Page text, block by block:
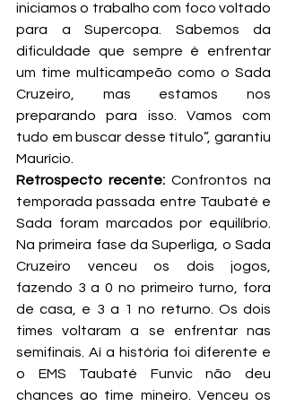
iniciamos o trabalho com foco voltado
para a Supercopa. Sabemos da
dificuldade que sempre é enfrentar
um time multicampeão como o Sada
Cruzeiro, mas estamos nos
preparando para isso. Vamos com
tudo em buscar desse título”, garantiu
Maurício.
Retrospecto recente: Confrontos na
temporada passada entre Taubaté e
Sada foram marcados por equilíbrio.
Na primeira fase da Superliga, o Sada
Cruzeiro venceu os dois jogos,
fazendo 3 a 0 no primeiro turno, fora
de casa, e 3 a 1 no returno. Os dois
times voltaram a se enfrentar nas
semifinais. Aí a história foi diferente e
o EMS Taubaté Funvic não deu
chances ao time mineiro. Venceu os